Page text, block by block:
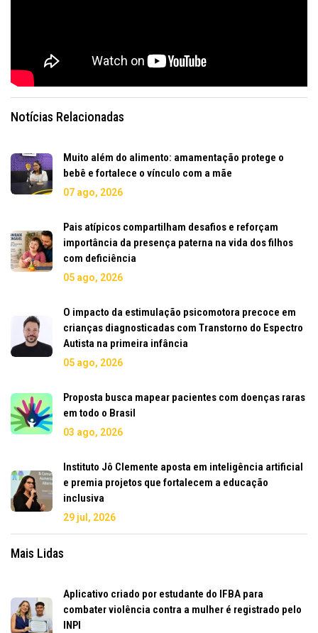
Notícias Relacionadas
Muito além do alimento: amamentação protege o
bebê e fortalece o vínculo com a mãe
07 ago, 2026
Pais atípicos compartilham desafios e reforçam
importância da presença paterna na vida dos filhos
com deficiência
05 ago, 2026
O impacto da estimulação psicomotora precoce em
crianças diagnosticadas com Transtorno do Espectro
Autista na primeira infância
05 ago, 2026
Proposta busca mapear pacientes com doenças raras
em todo o Brasil
03 ago, 2026
Instituto Jô Clemente aposta em inteligência artificial
e premia projetos que fortalecem a educação
inclusiva
29 jul, 2026
Mais Lidas
Aplicativo criado por estudante do IFBA para
combater violência contra a mulher é registrado pelo
INPI